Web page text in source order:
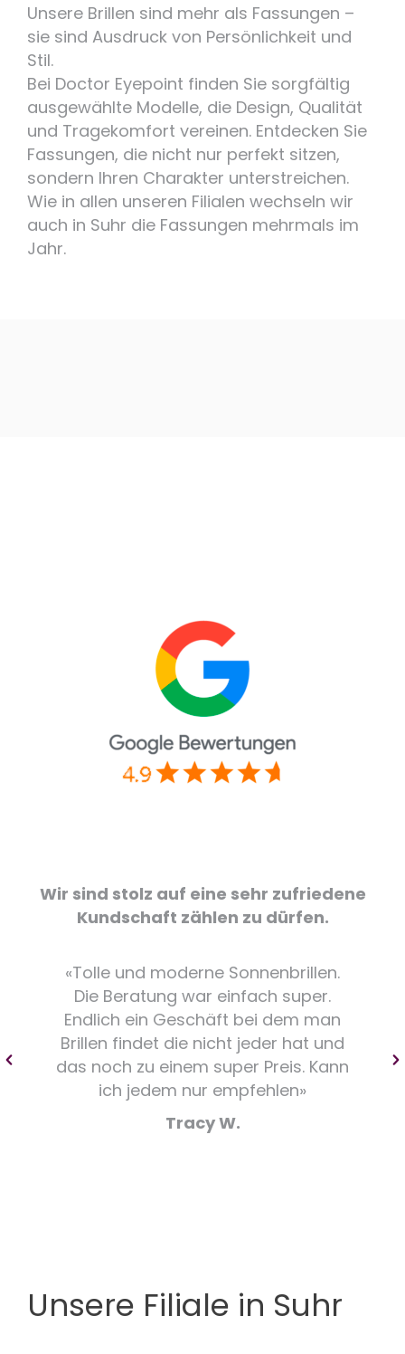
Unsere Brillen sind mehr als Fassungen –
sie sind Ausdruck von Persönlichkeit und
Stil.
Bei Doctor Eyepoint finden Sie sorgfältig
ausgewählte Modelle, die Design, Qualität
und Tragekomfort vereinen. Entdecken Sie
Fassungen, die nicht nur perfekt sitzen,
sondern Ihren Charakter unterstreichen.
Wie in allen unseren Filialen wechseln wir
auch in Suhr die Fassungen mehrmals im
Jahr.
Wir sind stolz auf eine sehr zufriedene
Kundschaft zählen zu dürfen.
«Tolle und moderne Sonnenbrillen.
Die Beratung war einfach super.
Endlich ein Geschäft bei dem man
Brillen findet die nicht jeder hat und
das noch zu einem super Preis. Kann
ich jedem nur empfehlen»
Tracy W.
Unsere Filiale in Suhr